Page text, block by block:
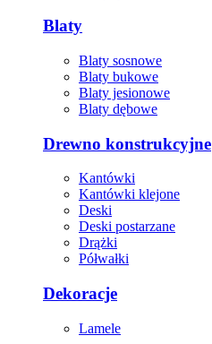
Blaty
Blaty sosnowe
Blaty bukowe
Blaty jesionowe
Blaty dębowe
Drewno konstrukcyjne
Kantówki
Kantówki klejone
Deski
Deski postarzane
Drążki
Półwałki
Dekoracje
Lamele